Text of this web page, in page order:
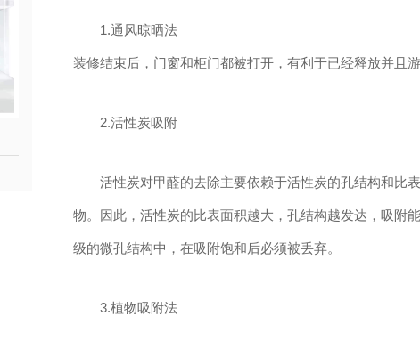
1.通风晾晒法
装修结束后，门窗和柜门都被打开，有利于已经释放并且
2.活性炭吸附
活性炭对甲醛的去除主要依赖于活性炭的孔结构和比
物。因此，活性炭的比表面积越大，孔结构越发达，吸附
级的微孔结构中，在吸附饱和后必须被丢弃。
3.植物吸附法